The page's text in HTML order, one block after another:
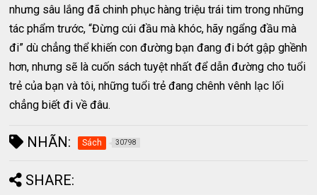
nhưng sâu lắng đã chinh phục hàng triệu trái tim trong những
tác phẩm trước, “Đừng cúi đầu mà khóc, hãy ngẩng đầu mà
đi” dù chẳng thể khiến con đường bạn đang đi bớt gập ghềnh
hơn, nhưng sẽ là cuốn sách tuyệt nhất để dẫn đường cho tuổi
trẻ của bạn và tôi, những tuổi trẻ đang chênh vênh lạc lối
chẳng biết đi về đâu.
NHÃN: Sách 30798
SHARE: